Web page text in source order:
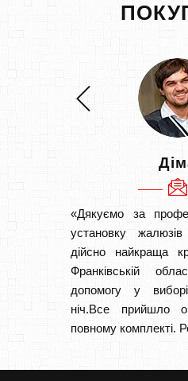
«Дякуємо за
установку
дійсно найкраща
Франківській
допомогу у
ніч.Все прийшло
повному комплекті.